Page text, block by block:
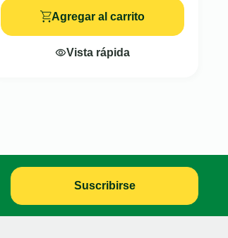
Agregar al carrito
Vista rápida
Suscribirse